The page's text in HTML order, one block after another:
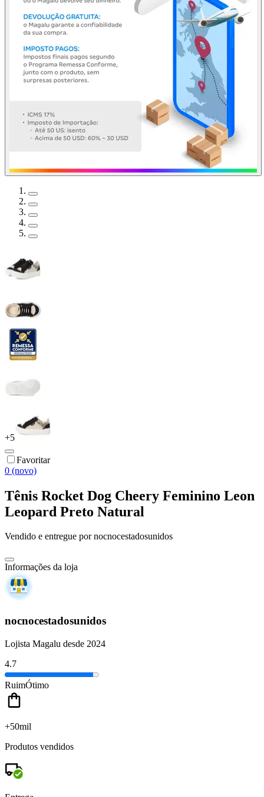
+5
Favoritar
0 (novo)
Tênis Rocket Dog Cheery Feminino Leon
Leopard Preto Natural
Vendido e entregue por nocnocestadosunidos
Informações da loja
nocnocestadosunidos
Lojista Magalu desde 2024
4.7
RuimÓtimo
+50mil
Produtos vendidos